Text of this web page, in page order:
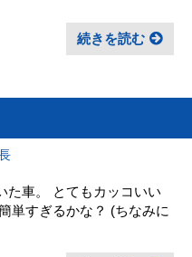
続きを読む
た車。 とてもカッコいい
単すぎるかな？ (ちなみに